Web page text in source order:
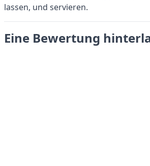
lassen, und servieren.
Eine Bewertung